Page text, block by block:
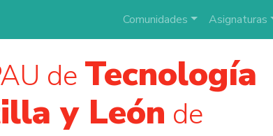
Comunidades Asignaturas
de Tecnología
y León de